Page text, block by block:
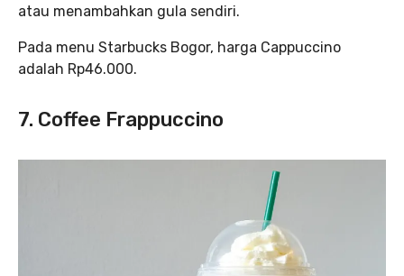
atau menambahkan gula sendiri.
Pada menu Starbucks Bogor, harga Cappuccino
adalah Rp46.000.
7. Coffee Frappuccino